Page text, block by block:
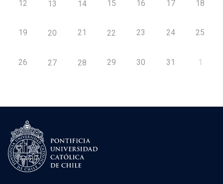
12 13 14 15 16 17 18
19 20 21 22 23 24 25
26 27 28 29 30 31 1